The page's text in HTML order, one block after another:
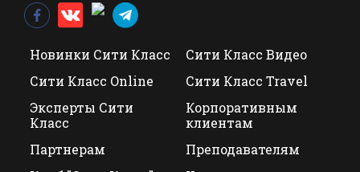
Новинки Сити Класс
Сити Класс Видео
Сити Класс Online
Сити Класс Travel
Эксперты Сити
Класс
Корпоративным
клиентам
Партнерам
Преподавателям